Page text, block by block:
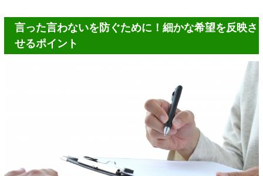
言った言わないを防ぐために！細かな希望を反映さ
せるポイント